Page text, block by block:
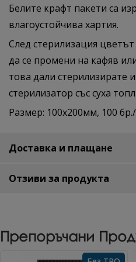
Белите крафт пакети са
влагоустойчива хартия.
След стерилизация
да се промени на кафяв
това дали стерилизирате
стерилизатор със суха
Размер: 100х200мм, 100
Доставка и плащане
Отзиви за продукта
Препоръчани